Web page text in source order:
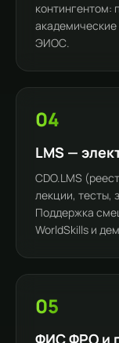
контингентом:
академические
ЭИОС.
04
LMS —
CDO.LMS
лекции, тесты,
Поддержка
WorldSkills и
05
ФИС ФРО и